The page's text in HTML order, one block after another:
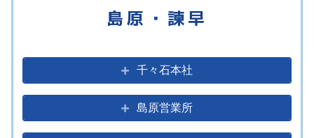
島原・諫早
千々石本社
島原営業所